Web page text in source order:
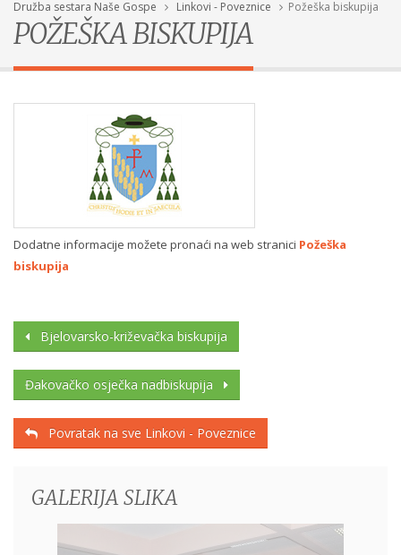
Družba sestara Naše Gospe Linkovi - Poveznice Požeška biskupija
POŽEŠKA BISKUPIJA
Dodatne informacije možete pronaći na web stranici Požeška
biskupija
Bjelovarsko-križevačka biskupija
Đakovačko osječka nadbiskupija
Povratak na sve Linkovi - Poveznice
GALERIJA SLIKA